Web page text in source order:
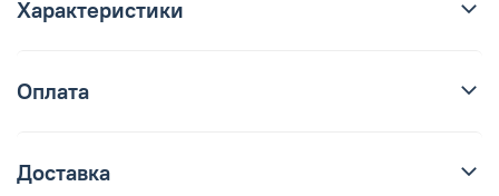
Характеристики
Оплата
Доставка